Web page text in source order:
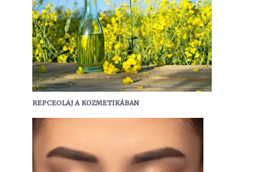
REPCEOLAJ A KOZMETIKÁBAN